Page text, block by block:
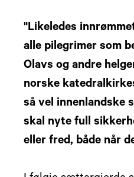
"Likeledes
alle pilegrimer som
Olavs og andre
norske
så vel innenlandske
skal nyte full
eller fred, både når